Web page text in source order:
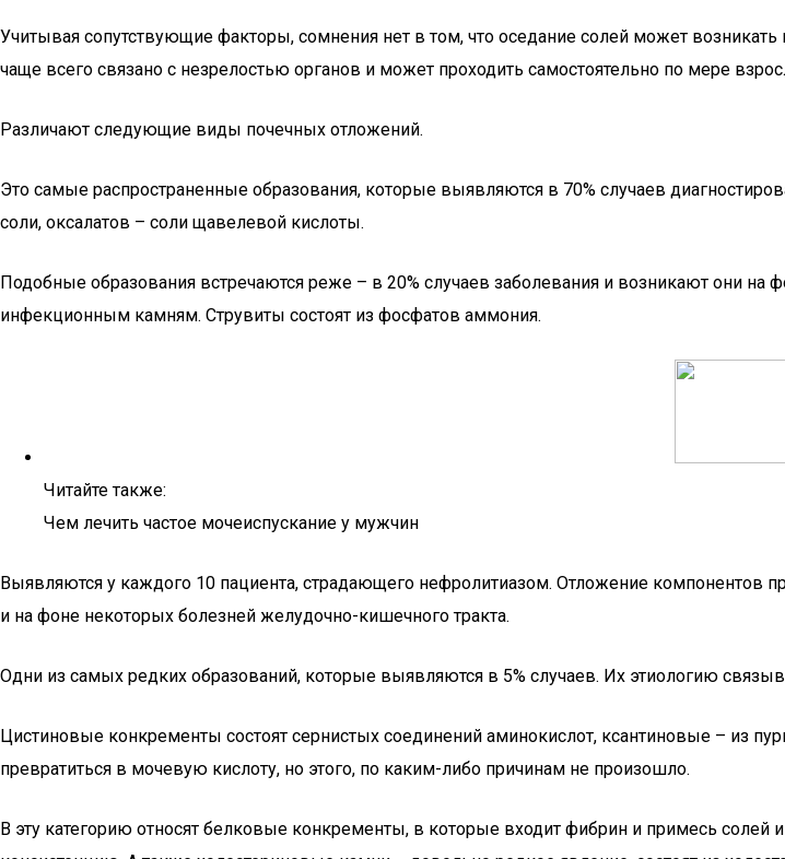
Учитывая сопутствующие факторы, сомнения нет в том, что оседание солей может
чаще всего связано с незрелостью органов и может проходить самостоятельно по мере
Различают следующие виды почечных отложений.
Это самые распространенные образования, которые выявляются в 70% случаев
соли, оксалатов – соли щавелевой кислоты.
Подобные образования встречаются реже – в 20% случаев заболевания и возникают они
инфекционным камням. Струвиты состоят из фосфатов аммония.
Читайте также:
Чем лечить частое мочеиспускание у мужчин
Выявляются у каждого 10 пациента, страдающего нефролитиазом. Отложение компонентов
и на фоне некоторых болезней желудочно-кишечного тракта.
Одни из самых редких образований, которые выявляются в 5% случаев. Их этиологию
Цистиновые конкременты состоят сернистых соединений аминокислот, ксантиновые – из
превратиться в мочевую кислоту, но этого, по каким-либо причинам не произошло.
В эту категорию относят белковые конкременты, в которые входит фибрин и примесь